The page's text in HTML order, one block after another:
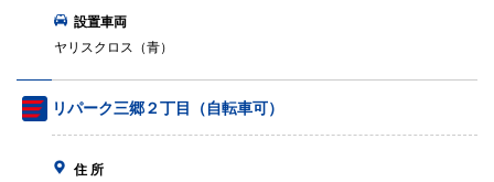
設置車両
ヤリスクロス（青）
リパーク三郷２丁目（自転車可）
住 所